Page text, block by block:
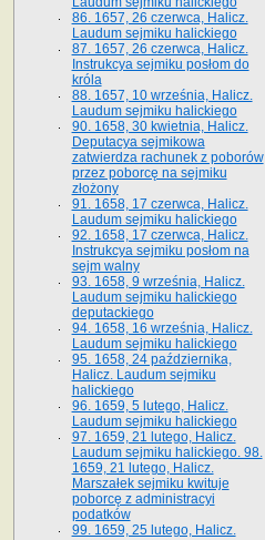
86. 1657, 26 czerwca, Halicz.
Laudum sejmiku halickiego
87. 1657, 26 czerwca, Halicz.
Instrukcya sejmiku posłom do
króla
88. 1657, 10 września, Halicz.
Laudum sejmiku halickiego
90. 1658, 30 kwietnia, Halicz.
Deputacya sejmikowa
zatwierdza rachunek z poborów
przez poborcę na sejmiku
złożony
91. 1658, 17 czerwca, Halicz.
Laudum sejmiku halickiego
92. 1658, 17 czerwca, Halicz.
Instrukcya sejmiku posłom na
sejm walny
93. 1658, 9 września, Halicz.
Laudum sejmiku halickiego
deputackiego
94. 1658, 16 września, Halicz.
Laudum sejmiku halickiego
95. 1658, 24 października,
Halicz. Laudum sejmiku
halickiego
96. 1659, 5 lutego, Halicz.
Laudum sejmiku halickiego
97. 1659, 21 lutego, Halicz.
Laudum sejmiku halickiego. 98.
1659, 21 lutego, Halicz.
Marszałek sejmiku kwituje
poborcę z administracyi
podatków
99. 1659, 25 lutego, Halicz.